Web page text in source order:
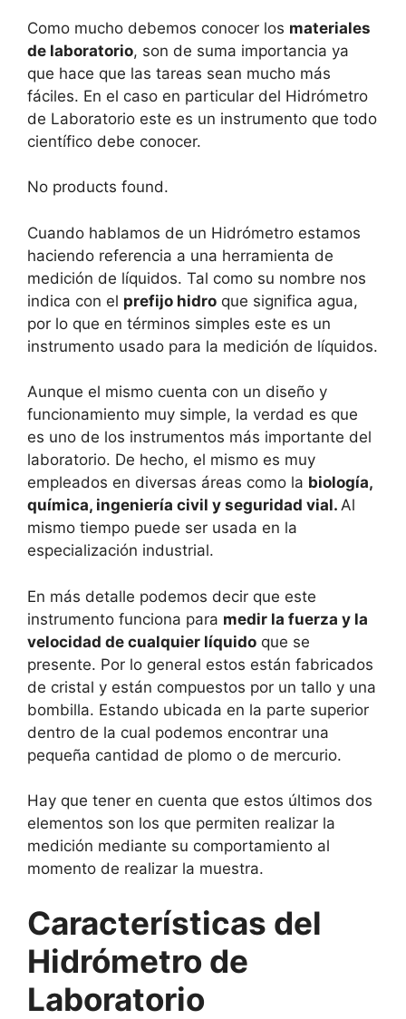
Como mucho debemos conocer los materiales
de laboratorio, son de suma importancia ya
que hace que las tareas sean mucho más
fáciles. En el caso en particular del Hidrómetro
de Laboratorio este es un instrumento que todo
científico debe conocer.
No products found.
Cuando hablamos de un Hidrómetro estamos
haciendo referencia a una herramienta de
medición de líquidos. Tal como su nombre nos
indica con el prefijo hidro que significa agua,
por lo que en términos simples este es un
instrumento usado para la medición de líquidos.
Aunque el mismo cuenta con un diseño y
funcionamiento muy simple, la verdad es que
es uno de los instrumentos más importante del
laboratorio. De hecho, el mismo es muy
empleados en diversas áreas como la biología,
química, ingeniería civil y seguridad vial. Al
mismo tiempo puede ser usada en la
especialización industrial.
En más detalle podemos decir que este
instrumento funciona para medir la fuerza y la
velocidad de cualquier líquido que se
presente. Por lo general estos están fabricados
de cristal y están compuestos por un tallo y una
bombilla. Estando ubicada en la parte superior
dentro de la cual podemos encontrar una
pequeña cantidad de plomo o de mercurio.
Hay que tener en cuenta que estos últimos dos
elementos son los que permiten realizar la
medición mediante su comportamiento al
momento de realizar la muestra.
Características del
Hidrómetro de
Laboratorio